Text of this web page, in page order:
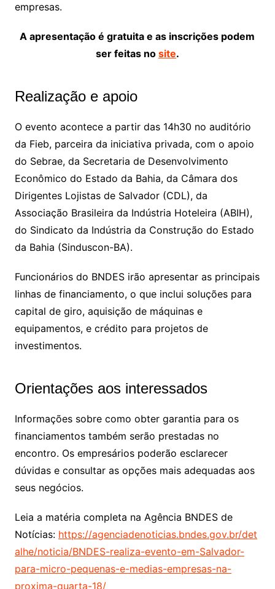
empresas.
A apresentação é gratuita e as inscrições podem
ser feitas no site.
Realização e apoio
O evento acontece a partir das 14h30 no auditório
da Fieb, parceira da iniciativa privada, com o apoio
do Sebrae, da Secretaria de Desenvolvimento
Econômico do Estado da Bahia, da Câmara dos
Dirigentes Lojistas de Salvador (CDL), da
Associação Brasileira da Indústria Hoteleira (ABIH),
do Sindicato da Indústria da Construção do Estado
da Bahia (Sinduscon-BA).
Funcionários do BNDES irão apresentar as principais
linhas de financiamento, o que inclui soluções para
capital de giro, aquisição de máquinas e
equipamentos, e crédito para projetos de
investimentos.
Orientações aos interessados
Informações sobre como obter garantia para os
financiamentos também serão prestadas no
encontro. Os empresários poderão esclarecer
dúvidas e consultar as opções mais adequadas aos
seus negócios.
Leia a matéria completa na Agência BNDES de
Notícias: https://agenciadenoticias.bndes.gov.br/det
alhe/noticia/BNDES-realiza-evento-em-Salvador-
para-micro-pequenas-e-medias-empresas-na-
proxima-quarta-18/